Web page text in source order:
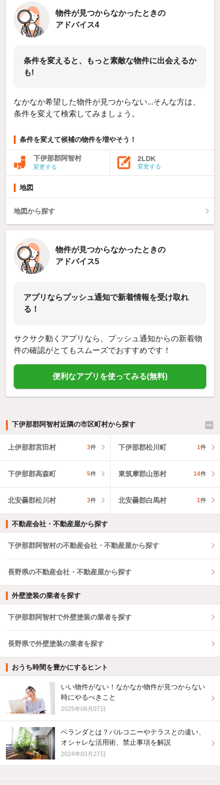
物件が見つからなかったときの
アドバイス4
条件を変えると、もっと素敵な物件に出会えるか
も!
なかなか希望した物件が見つからない...そんな方は、
条件を変えて検索してみましょう。
条件を変えて候補の物件を増やそう！
下伊那郡阿智村
変更する
2LDK
変更する
地図
地図から探す
物件が見つからなかったときの
アドバイス5
アプリならプッシュ通知で新着情報を受け取れ
る！
サクサク動くアプリなら、プッシュ通知からの新着物
件の確認がとてもスムーズでおすすめです！
便利なアプリを使ってみる(無料)
下伊那郡阿智村近隣の市区町村から探す
上伊那郡宮田村 3件 下伊那郡松川町 1件
下伊那郡高森町 5件 東筑摩郡山形村 14件
北安曇郡松川村 3件 北安曇郡白馬村 1件
不動産会社・不動産屋から探す
下伊那郡阿智村の不動産会社・不動産屋から探す
長野県の不動産会社・不動産屋から探す
外壁塗装の業者を探す
下伊那郡阿智村で外壁塗装の業者を探す
長野県で外壁塗装の業者を探す
おうち時間を豊かにするヒント
いい物件がない！なかなか物件が見つからない
時にやるべきこと
2025年08月07日
ベランダとは？バルコニーやテラスとの違い、
オシャレな活用術、禁止事項を解説
2024年03月27日